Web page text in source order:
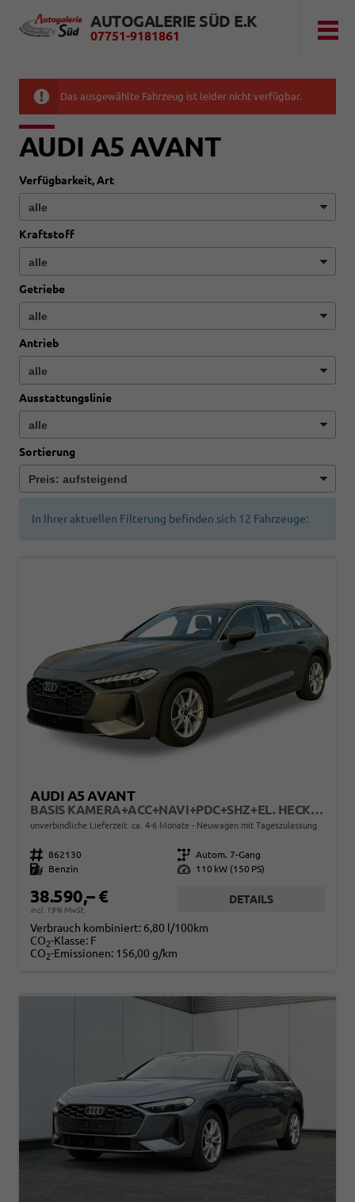
AUTOGALERIE SÜD E.K
07751-9181861
Das ausgewählte Fahrzeug ist leider nicht verfügbar.
AUDI A5 AVANT
Verfügbarkeit, Art
Kraftstoff
Getriebe
Antrieb
Ausstattungslinie
Sortierung
In Ihrer aktuellen Filterung befinden sich 12 Fahrzeuge:
AUDI A5 AVANT
BASIS KAMERA+ACC+NAVI+PDC+SHZ+EL. HECKKL.+17 LM
unverbindliche Lieferzeit: ca. 4-6 Monate Neuwagen mit Tageszulassung
Fahrzeugnr. 862130 Getriebe Autom. 7-Gang
Kraftstoff
Benzin Leistung 110 kW (150 PS)
38.590,– €
incl. 19% MwSt.
DETAILS
Verbrauch kombiniert: 6,80 l/100km
CO2-Klasse: F
CO2-Emissionen: 156,00 g/km